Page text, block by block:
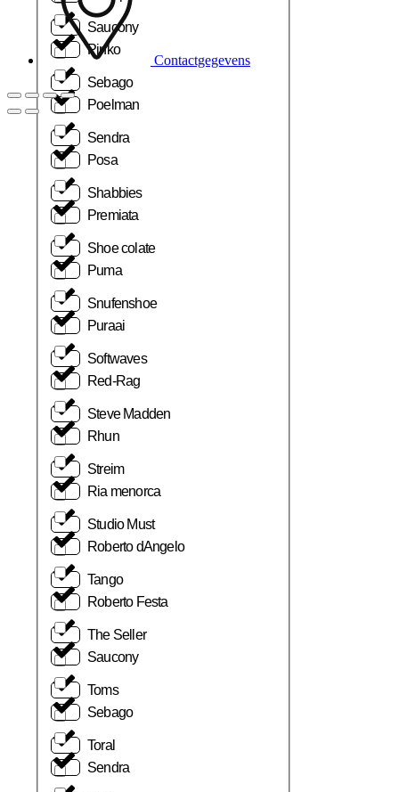
Saucony
Sebago
Sendra
Shabbies
Shoe colate
Snufenshoe
Softwaves
Steve Madden
Streim
Studio Must
Tango
The Seller
Toms
Toral
Pinko
Poelman
Posa
Premiata
Puma
Puraai
Red-Rag
Rhun
Ria menorca
Roberto dAngelo
Roberto Festa
Saucony
Sebago
Sendra
Contactgegevens